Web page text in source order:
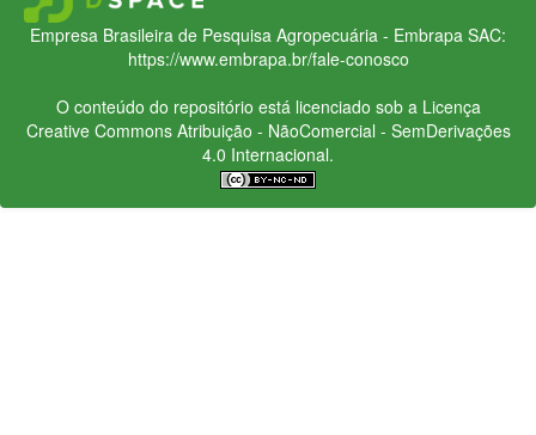
Empresa Brasileira de Pesquisa Agropecuária - Embrapa SAC:
https://www.embrapa.br/fale-conosco
O conteúdo do repositório está licenciado sob a Licença
Creative CommonsAtribuição - NãoComercial - SemDerivações
4.0 Internacional.